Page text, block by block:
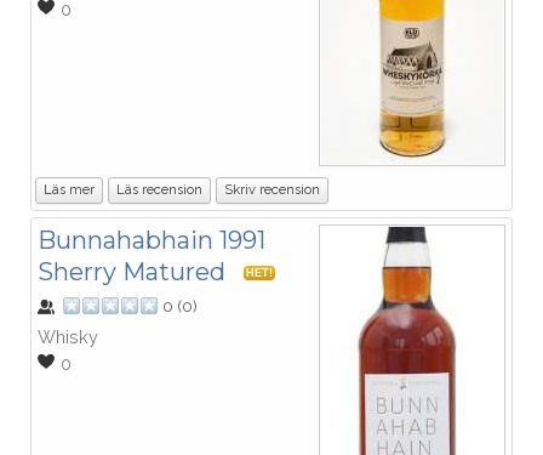
0
Läs mer Läs recension Skriv recension
Bunnahabhain 1991
Sherry Matured
HET!
0 (0)
Whisky
0